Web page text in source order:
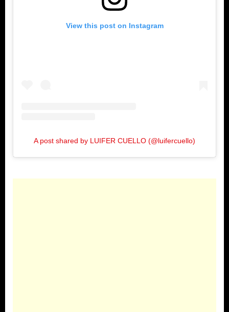
View this post on Instagram
A post shared by LUIFER CUELLO (@luifercuello)